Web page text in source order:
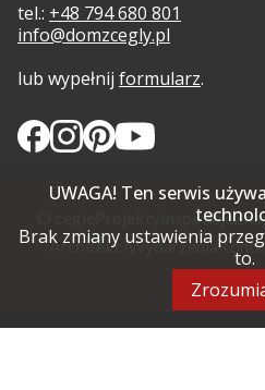
UWAGA! Ten serwis
Brak zmiany ustawienia
to.
tel.: +48 794 680 801
info@domzcegly.pl
lub wypełnij formularz.
Inspiracje
ArchitekciWydarzenia